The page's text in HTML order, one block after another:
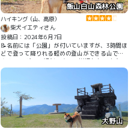
飯山白山森林公園
ハイキング（山、高原）
柴犬イエティさん
投稿日：2024年6月7日
📝名前には「公園」が付いていますが、3時間ほ
どで登って降りれる軽めの登山ができる山です
🗻 ところどころ傾斜のきつい岩場もあります
が、登山初心者や軽いハイキングを楽しみたい
大野山